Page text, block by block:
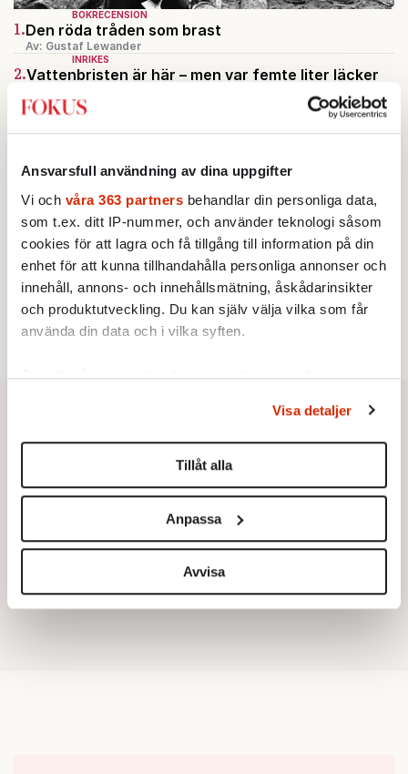
Ansvarsfull användning av dina uppgifter
Vi och våra 363 partners behandlar din personliga data,
som t.ex. ditt IP-nummer, och använder teknologi såsom
cookies för att lagra och få tillgång till information på din
enhet för att kunna tillhandahålla personliga annonser och
innehåll, annons- och innehållsmätning, åskådarinsikter
och produktutveckling. Du kan själv välja vilka som får
använda din data och i vilka syften.
Ta reda på mer om hur dina personliga uppgifter
Du kan ändra eller dra tillbaka ditt samtycke när som
helst från cookie-förklaringen.
Vi använder enhetsidentifierare för att anpassa innehållet
för sociala medier och analysera vår trafik. Vi
vidarebefordrar även sådana identifierare och annan
information från din enhet till de sociala medier och
annons- och analysföretag som vi samarbetar med.
Visa detaljer
Tillåt alla
Anpassa
Avvisa
BOKRECENSION
1.Den röda tråden som brast
Av: Gustaf Lewander
INRIKES
2.Vattenbristen är här – men var femte liter läcker
Av: Susanne Gäre
3.Nina Lekander:På ”Kommunisthögskolan” drömde
KRÖNIKA
Johan Hakelius:
DN-rubriken visar vad som sägs
mellan raderna
KRÖNIKA
5.Frans Wachtmeister:Ja, AC är ett hot mot den
franska civilisationen
STICKET
6.Bitte Assarmo:Sagan om den lågbegåvade
ursprungsbefolkningen i Filipstad